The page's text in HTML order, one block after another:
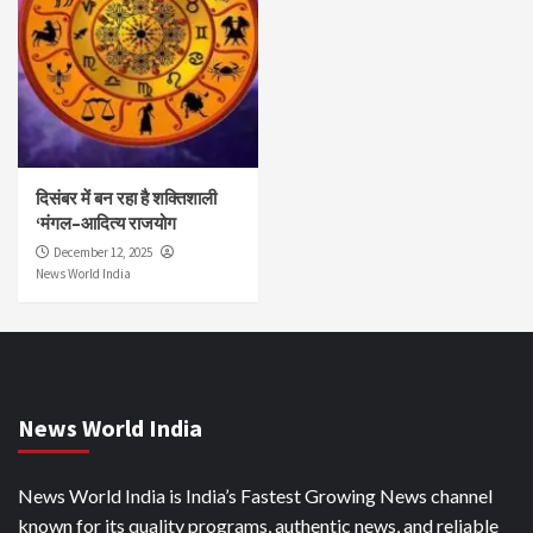
दिसंबर में बन रहा है शक्तिशाली
‘मंगल–आदित्य राजयोग
December 12, 2025
News World India
News World India
News World India is India’s Fastest Growing News channel
known for its quality programs, authentic news, and reliable